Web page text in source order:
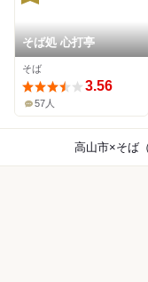
そば処 心打亭
そば
3.56
57人
高山市×そば